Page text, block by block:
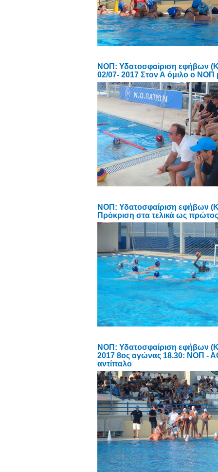
ΝΟΠ: Υδατοσφαίριση εφήβων
02/07- 2017 Στον Α όμιλο ο
ΝΟΠ: Υδατοσφαίριση εφήβων
Πρόκριση στα τελικά ως
ΝΟΠ: Υδατοσφαίριση εφήβων
2017 8oς αγώνας 18.30: ΝΟΠ -
αντίπαλο